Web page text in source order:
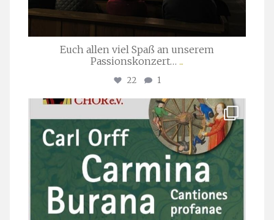
Euch allen viel Spaß an unserem
Passionskonzert… ...
22 1
stuttgarter_oratorienchor
Juli 22